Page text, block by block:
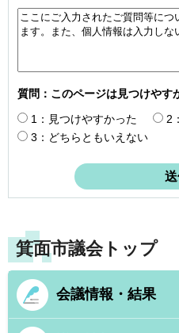
質問：このページは見つけやす
1：見つけやすかった
2
3：どちらともいえない
箕面市議会トップ
会議情報・結果